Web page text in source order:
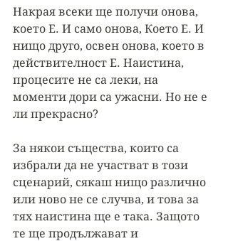
Накрая всеки ще получи онова,
което Е. И само онова, Което Е. И
нищо друго, освен онова, което в
действителност Е. Наистина,
процесите не са леки, на
моменти дори са ужасни. Но не е
ли прекрасно?
За някои същества, които са
избрали да не участват в този
сценарий, сякаш нищо различно
или ново не се случва, и това за
тях наистина ще е така. Защото
те ще продължават и